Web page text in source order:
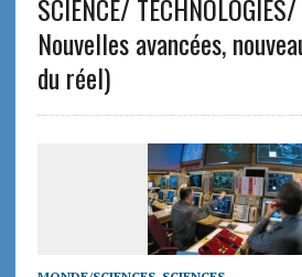
SCIENCE/
Nouvelles avancées,
du réel)